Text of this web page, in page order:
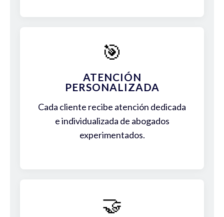
🎯
ATENCIÓN
PERSONALIZADA
Cada cliente recibe atención dedicada
e individualizada de abogados
experimentados.
🤝